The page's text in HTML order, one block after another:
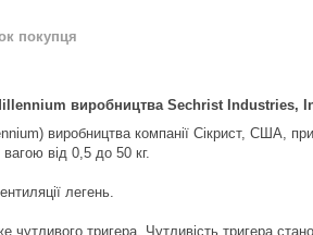
покупця
виробництва Sechrist Industries,
виробництва компанії Сікрист, США,
від 0,5 до 50 кг.
легень.
чутливого тригера. Чутливість тригера